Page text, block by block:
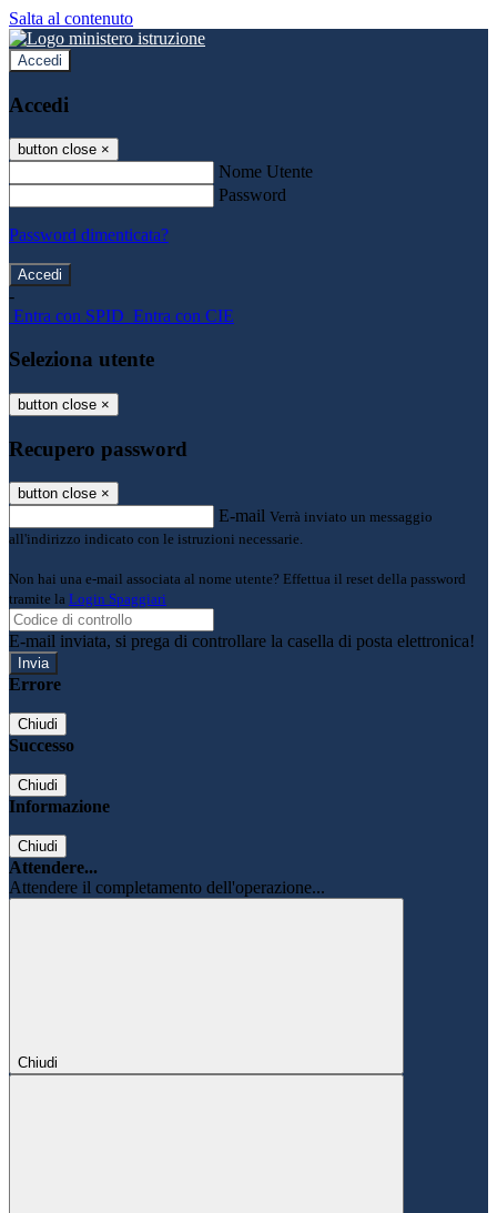
Salta al contenuto
Accedi
Accedi
button close ×
Nome Utente
Password
Password dimenticata?
-
Entra con SPID Entra con CIE
Seleziona utente
button close ×
Recupero password
button close ×
E-mail Verrà inviato un messaggio
all'indirizzo indicato con le istruzioni necessarie.
Non hai una e-mail associata al nome utente? Effettua il reset della password
tramite la Login Spaggiari
E-mail inviata, si prega di controllare la casella di posta elettronica!
Errore
Chiudi
Successo
Chiudi
Informazione
Chiudi
Attendere...
Attendere il completamento dell'operazione...
Chiudi